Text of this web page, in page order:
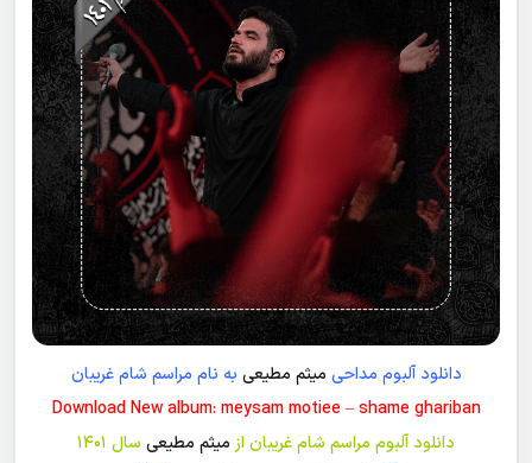
دانلود آلبوم مداحی میثم مطیعی به نام مراسم شام غریبان
Download New album: meysam motiee – shame ghariban
دانلود آلبوم مراسم شام غریبان از میثم مطیعی سال ۱۴۰۱